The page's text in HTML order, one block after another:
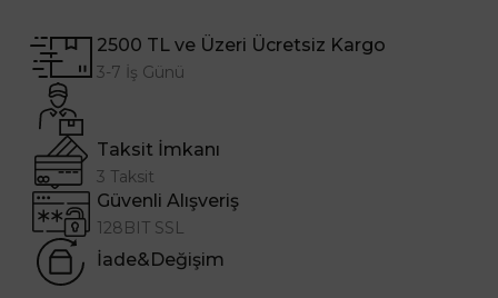
2500 TL ve Üzeri Ücretsiz Kargo
3-7 İş Günü
Taksit İmkanı
3 Taksit
Güvenli Alışveriş
128BIT SSL
İade&Değişim